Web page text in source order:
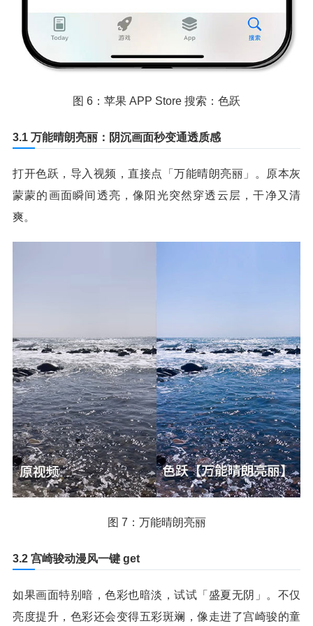
图 6：苹果 APP Store 搜索：色跃
3.1 万能晴朗亮丽：阴沉画面秒变通透质感
打开色跃，导入视频，直接点「万能晴朗亮丽」。原本灰
蒙蒙的画面瞬间透亮，像阳光突然穿透云层，干净又清
爽。
图 7：万能晴朗亮丽
3.2 宫崎骏动漫风一键 get
如果画面特别暗，色彩也暗淡，试试「盛夏无阴」。不仅
亮度提升，色彩还会变得五彩斑斓，像走进了宫崎骏的童